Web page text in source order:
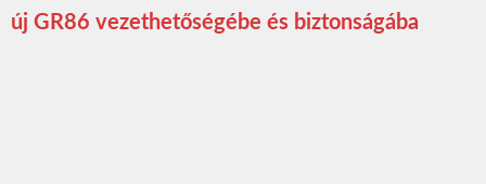
új GR86 vezethetőségébe és biztonságába